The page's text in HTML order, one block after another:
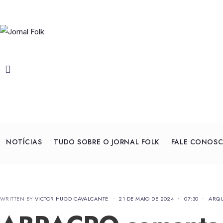
NOTÍCIAS TUDO SOBRE O JORNAL FOLK FALE
WRITTEN BY VICTOR HUGO CAVALCANTE • 21 DE MAIO DE 2024 • 07:30 •